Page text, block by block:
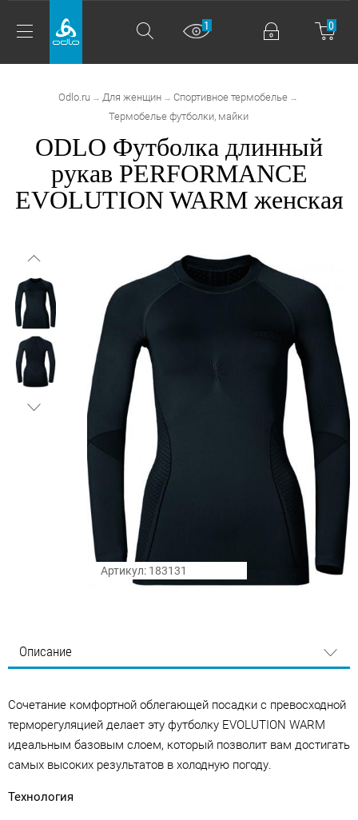
0
1
Odlo.ru → Для женщин → Спортивное термобелье →
Термобелье футболки, майки
ODLO Футболка длинный
рукав PERFORMANCE
EVOLUTION WARM женская
Артикул: 183131
Описание
Сочетание комфортной облегающей посадки с превосходной
терморегуляцией делает эту футболку EVOLUTION WARM
идеальным базовым слоем, который позволит вам достигать
самых высоких результатов в холодную погоду.
Технология